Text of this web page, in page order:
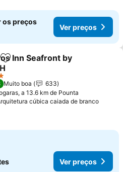
os preços
Ver preços
Adicionar aos favoritos
Inn Seafront by
Muito boa
633
a 13.6 km de Pounta
cúbica caiada de brancoVer
Ver preços